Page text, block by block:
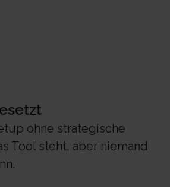
ohne strategische
Tool steht, aber niemand